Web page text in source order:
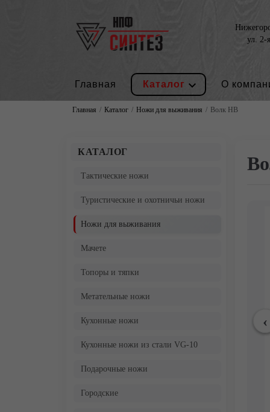
ул. 2-
Главная Каталог О
Главная Каталог Ножи для выживания Волк НВ
КАТАЛОГ
Тактические ножи
Туристические и охотничьи ножи
Ножи для выживания
Мачете
Топоры и тяпки
Метательные ножи
Кухонные ножи
Кухонные ножи из стали VG-10
Подарочные ножи
Городские